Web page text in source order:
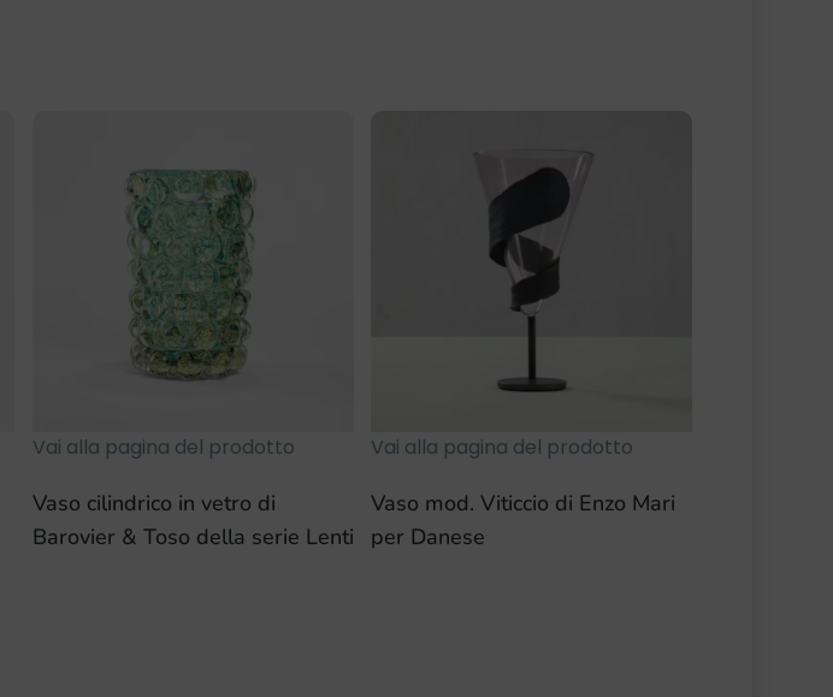
Vai alla pagina del prodotto
Vaso cilindrico in vetro di
Barovier & Toso della serie Lenti
Vai alla pagina del prodotto
Vaso mod. Viticcio di Enzo Mari
per Danese